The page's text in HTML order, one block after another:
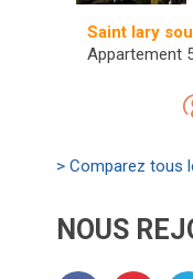
Saint lary
Appartement
> Comparez tous
NOUS